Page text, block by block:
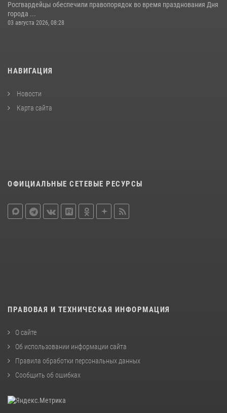
Росгвардейцы обеспечили правопорядок во время празднования Дня
города ...
03 августа 2026, 08:28
НАВИГАЦИЯ
Новости
Карта сайта
ОФИЦИАЛЬНЫЕ СЕТЕВЫЕ РЕСУРСЫ
ПРАВОВАЯ И ТЕХНИЧЕСКАЯ ИНФОРМАЦИЯ
О сайте
Об использовании информации сайта
Правила обработки персональных данных
Сообщить об ошибках